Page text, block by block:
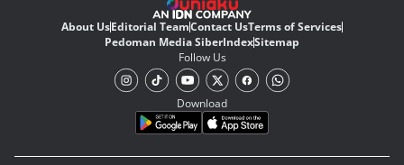
About UsEditorial TeamContact UsTerms of Services
Pedoman Media SiberIndexSitemap
Follow Us
Download